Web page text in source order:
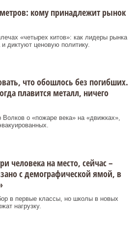
кому принадлежит рынок
«четырех китов»: как лидеры рынка
диктуют ценовую политику.
что обошлось без погибших.
плавится металл, ничего
о «пожаре века» на «движках»,
человека на место, сейчас –
с демографической ямой, в
в первые классы, но школы в новых
нагрузку.